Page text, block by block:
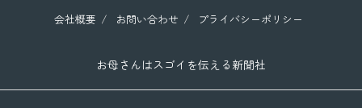
会社概要 お問い合わせ プライバシーポリシー
お母さんはスゴイを伝える新聞社